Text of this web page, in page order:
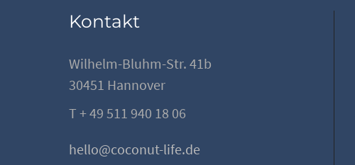
Kontakt
Wilhelm-Bluhm-Str. 41b
30451 Hannover
T + 49 511 940 18 06
hello@coconut-life.de